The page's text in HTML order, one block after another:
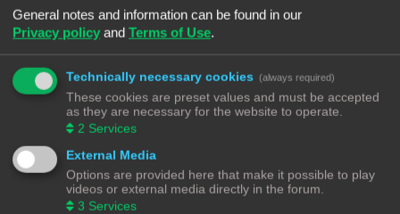
heeft hier dus in geen geval iets mee te maken.
Omhoog
Hoe kan ik berichten aan een moderator melden?
Als de beheerder het toelaat, kun je op de hiervoor dienende knop klikken bij
het bericht. Als je hierop geklikt hebt, moet je een paar verplichte stappen
volgen om de melding te versturen.
Waarvoor dient de "Opslaan"-knop bij het plaatsen van een bericht?
Hiermee kun je berichten opslaan om ze dan later af te werken en te plaatsen.
Een opgeslagen bericht kun je, via de bijhorende optie, in het
General notes and information can be found in our
Privacy policy and Terms of Use.
Technically necessary cookies (always required)
These cookies are preset values and must be accepted
as they are necessary for the website to operate.
2 Services
External Media
Options are provided here that make it possible to play
videos or external media directly in the forum.
3 Services